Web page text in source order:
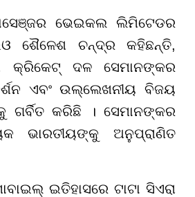
ଭେଇକଲ ଲିମିଟେଡର
ଶୈଳେଶ ଚନ୍ଦ୍ର କହିଛନ୍ତି,
କ୍ରିକେଟ୍ ଦଳ ସେମାନଙ୍କର
ଏବଂ ଉଲ୍ଲେଖନୀୟ ବିଜୟ
ଗର୍ବିତ କରିଛି । ସେମାନଙ୍କର
ଭାରତୀୟଙ୍କୁ ଅନୁପ୍ରାଣିତ
ଇତିହାସରେ ଟାଟା ସିଏରା